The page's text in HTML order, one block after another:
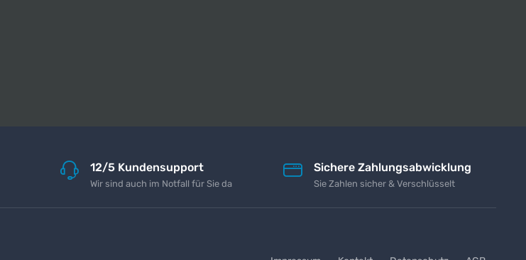
12/5 Kundensupport
Wir sind auch im Notfall für Sie da
Sichere Zahlungsabwicklung
Sie Zahlen sicher & Verschlüsselt